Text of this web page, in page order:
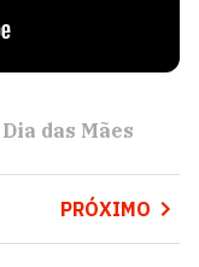
Dia das Mães
PRÓXIMO